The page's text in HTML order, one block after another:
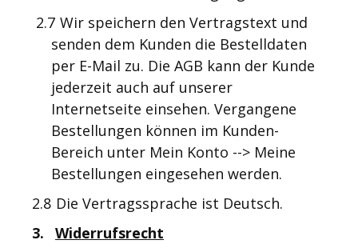
2.7 Wir speichern den Vertragstext und
senden dem Kunden die Bestelldaten
per E-Mail zu. Die AGB kann der Kunde
jederzeit auch auf unserer
Internetseite einsehen. Vergangene
Bestellungen können im Kunden-
Bereich unter Mein Konto --> Meine
Bestellungen eingesehen werden.
2.8 Die Vertragssprache ist Deutsch.
3.
Widerrufsrecht